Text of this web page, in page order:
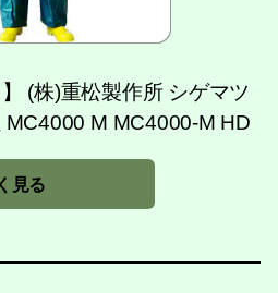
(株)重松製作所 シゲマツ
M MC4000-M HD
見る